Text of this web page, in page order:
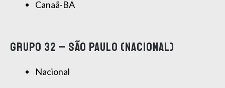
Canaã-BA
GRUPO 32 – SÃO PAULO (NACIONAL)
Nacional